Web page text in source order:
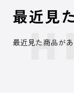
最近見
最近見た商品があ